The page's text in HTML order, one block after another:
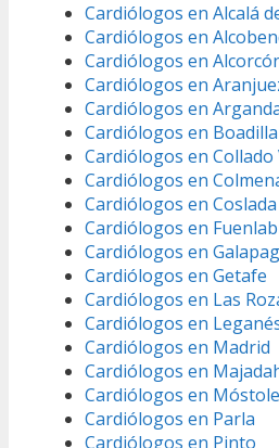
Cardiólogos en Alcalá
Cardiólogos en
Cardiólogos en
Cardiólogos en
Cardiólogos en
Cardiólogos en
Cardiólogos en Collado
Cardiólogos en
Cardiólogos en Coslada
Cardiólogos en
Cardiólogos en
Cardiólogos en Getafe
Cardiólogos en Las
Cardiólogos en
Cardiólogos en Madrid
Cardiólogos en
Cardiólogos en
Cardiólogos en Parla
Cardiólogos en Pinto